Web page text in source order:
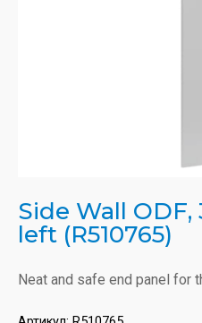
Side Wall
left (R510765)
Neat and safe end panel for